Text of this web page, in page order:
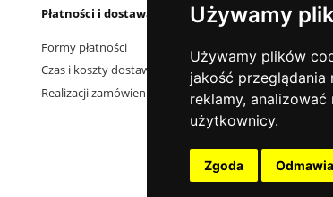
Używamy
Używamy plików
jakość przeglądania
reklamy,
użytkownicy.
Zgoda
Płatności i dostawa
Formy płatności
Czas i koszty dostawy
Realizacji zamówienia
Informacje
Kontakt i dane
Elektrośmieci
O firmie
Jak kupować?
Aktualności
Blog